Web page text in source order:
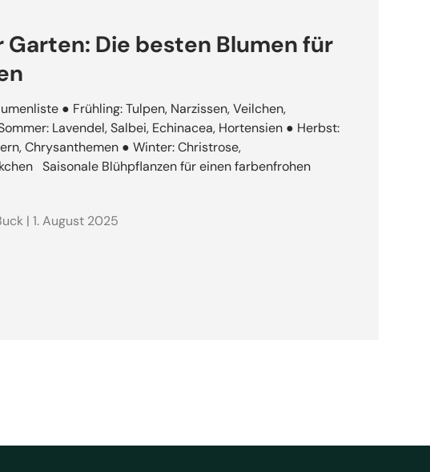
Garten: Die besten Blumen für
● Frühling: Tulpen, Narzissen, Veilchen,
Lavendel, Salbei, Echinacea, Hortensien ● Herbst:
Chrysanthemen ● Winter: Christrose,
Saisonale Blühpflanzen für einen farbenfrohen
| 1. August 2025
Die besten Blumen für draußen